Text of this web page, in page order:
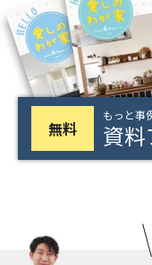
無料
もっと事
資料